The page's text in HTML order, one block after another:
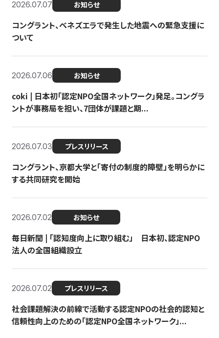
2026.07.07 お知らせ
コングラント、ベネズエラで発生した地震への緊急支援に
ついて
2026.07.06 お知らせ
coki | 日本初「認定NPO全国ネットワーク」発足。コングラ
ントが事務局を担い、7団体が課題と期...
2026.07.03 プレスリリース
コングラント、京都大学と「寄付の制度的障壁」を明らかに
する共同研究を開始
2026.07.02 お知らせ
毎日新聞 | 「認知度向上に取り組む」 日本初、認定NPO
法人の全国組織設立
2026.07.02 プレスリリース
社会課題解決の前線で活動する認定NPOの社会的認知と
信頼性向上のための「認定NPO全国ネットワーク」...